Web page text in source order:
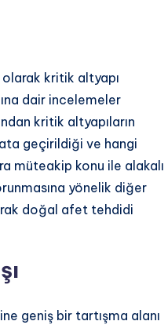
olarak kritik altyapı
dair incelemeler
kritik altyapıların
geçirildiği ve hangi
müteakip konu ile alakalı
yönelik diğer
doğal afet tehdidi
geniş bir tartışma alanı